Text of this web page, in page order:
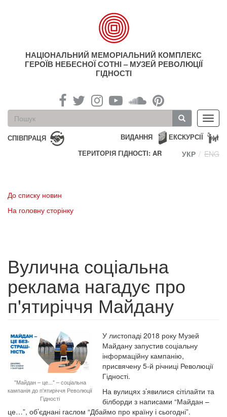
НАЦІОНАЛЬНИЙ МЕМОРІАЛЬНИЙ КОМПЛЕКС
ГЕРОЇВ НЕБЕСНОЇ СОТНІ – МУЗЕЙ РЕВОЛЮЦІЇ
ГІДНОСТІ
Пошукова
форма
Пошук
СПІВПРАЦЯ ЕКСКУРСІЇ
ВИДАННЯ
ТЕРИТОРІЯ ГІДНОСТІ: AR
УКР ENG
До списку новин
На головну сторінку
Вулична соціальна
реклама нагадує про
п'ятиріччя Майдану
"Майдан – це..." – соціальна
кампанія до п'ятиріччя Революції
Гідності
У листопаді 2018 року Музей
Майдану запустив соціальну
інформаційну кампанію,
присвячену 5-й річниці Революції
Гідності.
На вулицях з’явилися сітілайти та
білборди з написами “Майдан –
це…”, об’єднані гаслом “Дбаймо про країну і сьогодні”.